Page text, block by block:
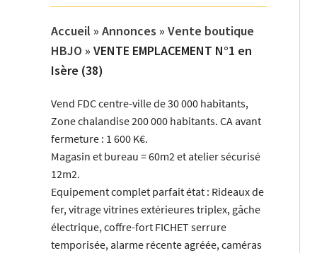
Accueil » Annonces » Vente boutique
HBJO » VENTE EMPLACEMENT N°1 en
Isère (38)
Vend FDC centre-ville de 30 000 habitants,
Zone chalandise 200 000 habitants. CA avant
fermeture : 1 600 K€.
Magasin et bureau = 60m2 et atelier sécurisé
12m2.
Equipement complet parfait état : Rideaux de
fer, vitrage vitrines extérieures triplex, gâche
électrique, coffre-fort FICHET serrure
temporisée, alarme récente agréée, caméras